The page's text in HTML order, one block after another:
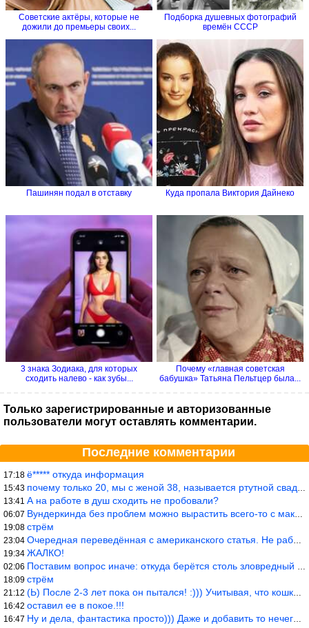
Советские актёры, которые не
дожили до премьеры своих...
Подборка душевных фотографий
времён СССР
Пашинян подал в отставку Куда пропала Виктория Дайнеко
3 знака Зодиака, для которых
сходить налево - как зубы...
Почему «главная советская
бабушка» Татьяна Пельтцер была...
Только зарегистрированные и авторизованные
пользователи могут оставлять комментарии.
Последние комментарии
17:18 ё***** откуда информация
15:43 почему только 20, мы с женой 38, называется ртутной свадьбой, гр
13:41 А на работе в душ сходить не пробовали?
06:07 Вундеркинда без проблем можно вырастить всего-то с максимально р
19:08 стрём
23:04 Очередная переведённая с американского статья. Не работает эта ф
19:34 ЖАЛКО!
02:06 Поставим вопрос иначе: откуда берётся столь зловредный феминизм?
18:09 стрём
21:12 (Ь) После 2-3 лет пока он пытался! :))) Учитывая, что кошки 10-1
16:42 оставил ее в покое.!!!
16:47 Ну и дела, фантастика просто))) Даже и добавить то нечего…